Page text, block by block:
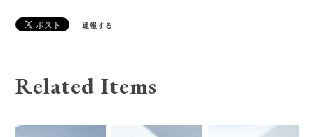
通報する
Related Items